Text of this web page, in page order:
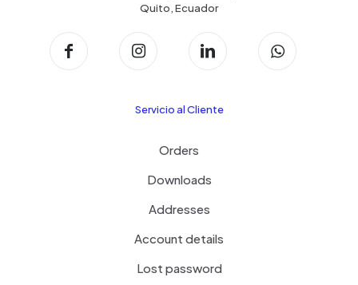
Quito, Ecuador
Servicio al Cliente
Orders
Downloads
Addresses
Account details
Lost password